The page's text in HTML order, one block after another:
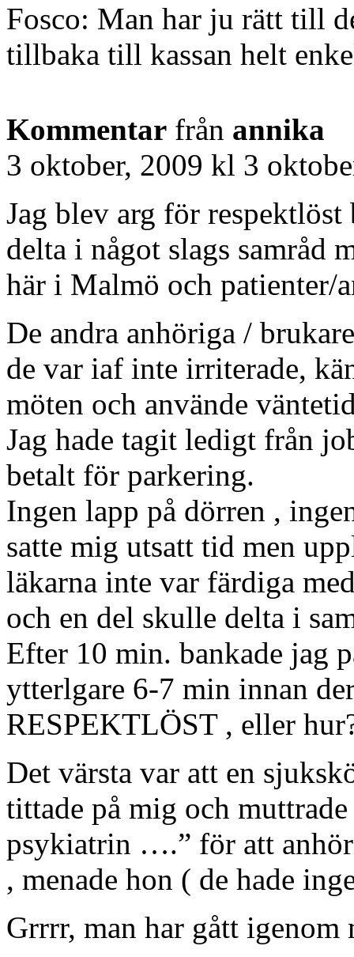
Fosco: Man har ju rätt till
tillbaka till kassan helt
Kommentar från annika
3 oktober, 2009 kl 3
Jag blev arg för
delta i något slags samråd
här i Malmö och patienter/
De andra anhöriga /
de var iaf inte irriterade,
möten och använde
Jag hade tagit ledigt från
betalt för parkering.
Ingen lapp på dörren ,
satte mig utsatt tid men
läkarna inte var färdiga
och en del skulle delta i
Efter 10 min. bankade jag
ytterlgare 6-7 min innan
RESPEKTLÖST , eller
Det värsta var att en
tittade på mig och
psykiatrin ….” för att
, menade hon ( de hade
Grrrr, man har gått igenom